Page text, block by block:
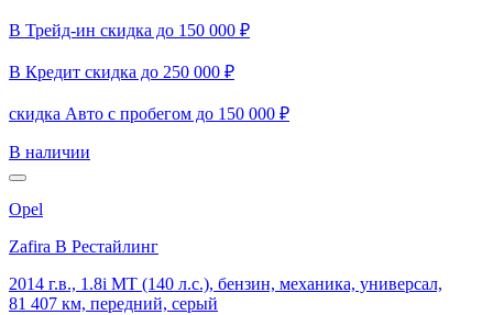
В Трейд-ин скидка до 150 000 ₽
В Кредит скидка до 250 000 ₽
скидка Авто с пробегом до 150 000 ₽
В наличии
Opel
Zafira B Рестайлинг
2014 г.в., 1.8i MT (140 л.с.), бензин, механика, универсал,
81 407 км, передний, серый